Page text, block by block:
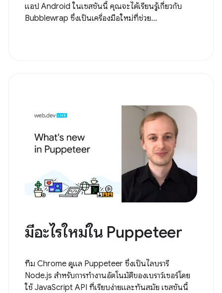
แอป Android ในเซสชันนี้ คุณจะได้เรียนรู้เกี่ยวกับ
Bubblewrap ซึ่งเป็นเครื่องมือใหม่ที่ช่วย...
มีอะไรใหม่ใน Puppeteer
ทีม Chrome ดูแล Puppeteer ซึ่งเป็นไลบรารี
Node.js สำหรับการทำงานอัตโนมัติของเบราว์เซอร์โดย
ใช้ JavaScript API ที่เรียบง่ายและทันสมัย เซสชันนี้